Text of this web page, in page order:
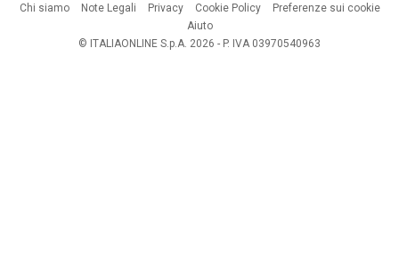
Chi siamo Note Legali Privacy Cookie Policy
Preferenze sui cookie
Aiuto
© ITALIAONLINE S.p.A. 2026 - P. IVA 03970540963